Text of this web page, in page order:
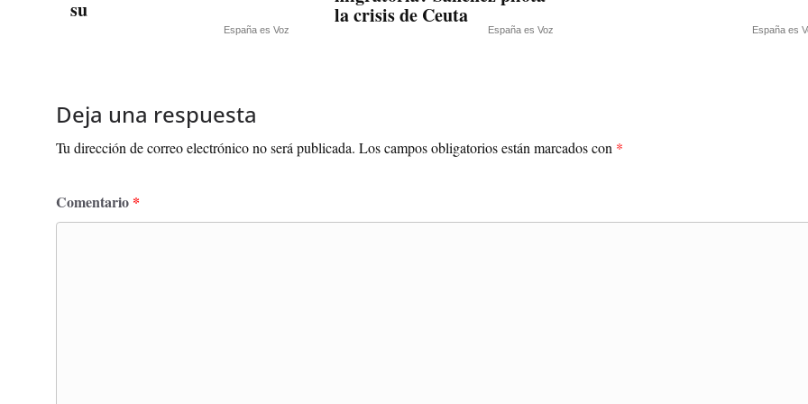
su
España es Voz
la crisis de Ceuta
España es Voz España es
Deja una respuesta
Tu dirección de correo electrónico no será publicada. Los campos obligatorios están marcados con *
Comentario *